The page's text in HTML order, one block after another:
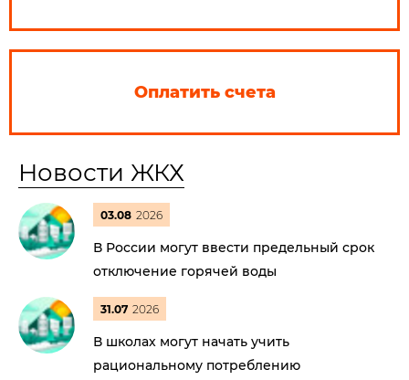
Оплатить счета
Новости ЖКХ
03.08 2026
В России могут ввести предельный срок
отключение горячей воды
31.07 2026
В школах могут начать учить
рациональному потреблению